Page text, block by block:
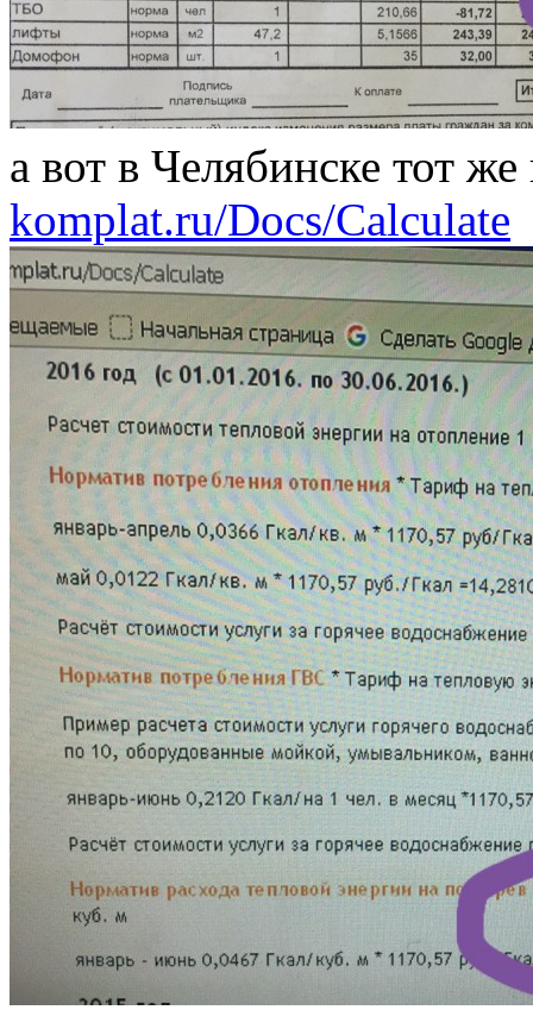
а вот в Челябинске тот
komplat.ru/Docs/Calculate